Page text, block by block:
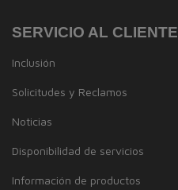
SERVICIO AL CLIENTE
Inclusión
Solicitudes y Reclamos
Noticias
Disponibilidad de servicios
Información de productos